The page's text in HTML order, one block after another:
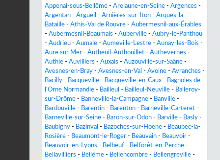
Appenai-sous-Bellême - Arelaune-en-Seine - Argences -
Argentan - Argueil - Arnières-sur-Iton - Arques-la-
Bataille - Athis-Val de Rouvre - Aubermesnil-aux-Érables
- Aubermesnil-Beaumais - Auberville - Aubry-le-Panthou
- Audrieu - Aumale - Aumeville-Lestre - Aunay-les-Bois -
Aure sur Mer - Autheuil-Authouillet - Authevernes -
Authie - Auvilliers - Auxais - Auzouville-sur-Saâne -
Avesnes-en-Bray - Avesnes-en-Val - Avoine - Avranches -
Bacilly - Bacqueville - Bacqueville-en-Caux - Bagnoles de
l'Orne Normandie - Bailleul - Bailleul-Neuville - Balleroy-
sur-Drôme - Banneville-la-Campagne - Banville -
Bardouville - Barentin - Barenton - Barneville-Carteret -
Barneville-sur-Seine - Baron-sur-Odon - Barville - Basly -
Baubigny - Bazinval - Bazoches-sur-Hoëne - Beaubec-la-
Rosière - Beaumont-le-Roger - Beauvain - Beauvoir -
Beauvoir-en-Lyons - Belbeuf - Belforêt-en-Perche -
Bellavilliers - Bellême - Bellencombre - Bellengreville -